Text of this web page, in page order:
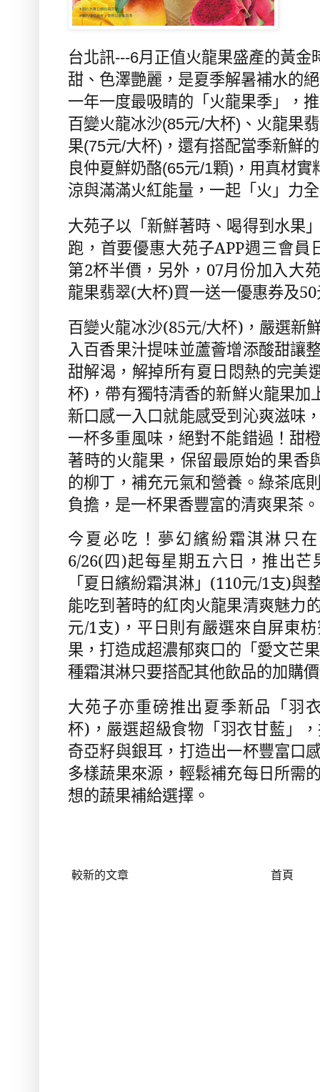
台北訊---6月正值火龍果盛產的黃金
甜、色澤艷麗，是夏季解暑補水的
一年一度最吸睛的「火龍果季」，
百變火龍冰沙(85元/大杯) 、火龍果
果(75元/大杯) ，還有搭配當季新鮮
良仲夏鮮奶酪(65元/1顆) ，用真材
涼與滿滿火紅能量，一起「火」力
大苑子以「新鮮著時、喝得到水果
跑，首要優惠大苑子APP週三會員
第2杯半價，另外， 07月份加入大
龍果翡翠(大杯)買一送一優惠券及50
百變火龍冰沙(85元/大杯) ，嚴選新
入百香果汁提味並蘆薈增添酸甜讓
甜解渴，解掉所有夏日悶熱的完美
杯) ，帶有獨特清香的新鮮火龍果加
新口感一入口就能感受到沁爽滋味
一杯多重風味，絕對不能錯過！甜
著時的火龍果，保留最原始的果香
的柳丁，補充元氣和營養。綠茶底
負擔，是一杯果香豐富的清爽果茶。
今夏必吃！夢幻繽紛霜淇淋只
6/26(四)起每星期五六日，推出
「夏日繽紛霜淇淋」 (110元/1支)與
能吃到著時的紅肉火龍果清爽魅力
元/1支) ，平日則有嚴選來自屏東
果，打造成超濃郁爽口的「愛文芒
種霜淇淋只要搭配其他飲品的加購
大苑子亦重磅推出夏季新品「羽
杯) ，嚴選超級食物「羽衣甘藍」
奇亞籽與銀耳，打造出一杯豐富口
多樣蔬果來源，輕鬆補充每日所需
想的蔬果補給選擇。
較新的文章 首頁